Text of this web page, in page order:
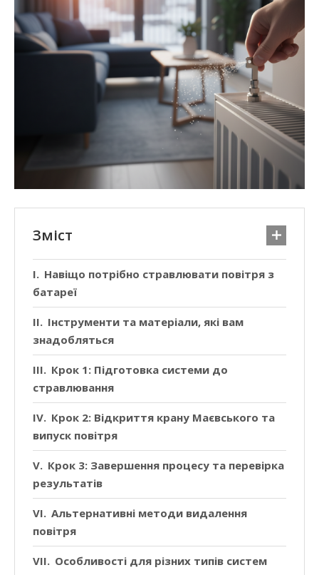
Зміст
Навіщо потрібно стравлювати повітря з
батареї
Інструменти та матеріали, які вам
знадобляться
Крок 1: Підготовка системи до
стравлювання
Крок 2: Відкриття крану Маєвського та
випуск повітря
Крок 3: Завершення процесу та перевірка
результатів
Альтернативні методи видалення
повітря
Особливості для різних типів систем